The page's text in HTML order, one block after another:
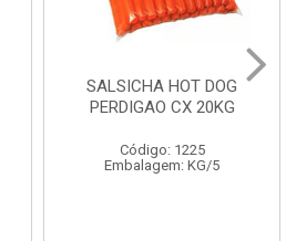
SALSICHA HOT DOG
PERDIGAO CX 20KG
Código: 1225
Embalagem: KG/5